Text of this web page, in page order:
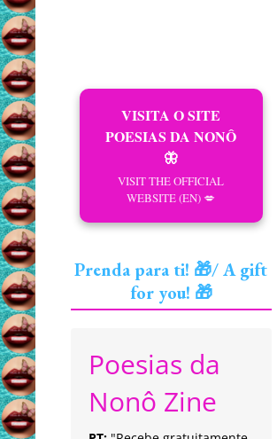
VISITA O SITE
POESIAS DA NONÔ
🦋
VISIT THE OFFICIAL
WEBSITE (EN) 💋
Prenda para ti! 🎁/ A gift
for you! 🎁
Poesias da
Nonô Zine